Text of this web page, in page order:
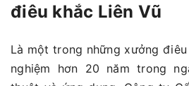
điêu khắc Liên Vũ
Là một trong những xưởng
nghiệm hơn 20 năm trong